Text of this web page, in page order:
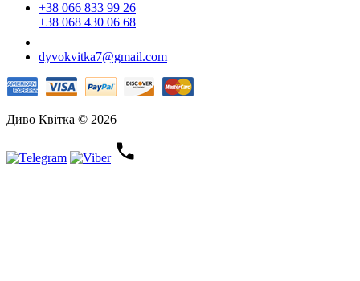
+38 066 833 99 26
+38 068 430 06 68
dyvokvitka7@gmail.com
Диво Квітка © 2026